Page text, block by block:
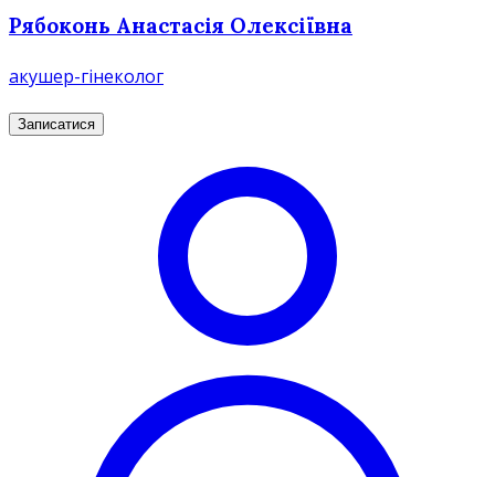
Рябоконь Анастасія Олексіївна
акушер-гінеколог
Записатися